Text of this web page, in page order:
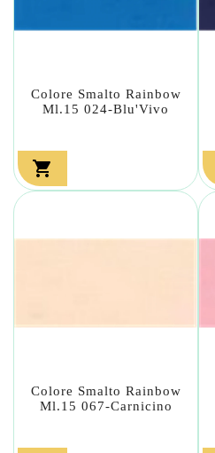
Colore Smalto Rainbow
Ml.15 024-Blu'Vivo

Colore Smalto Rainbow
Ml.15 067-Carnicino